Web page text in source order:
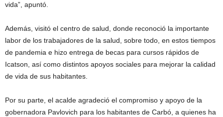
vida”, apuntó.
Además, visitó el centro de salud, donde reconoció la importante
labor de los trabajadores de la salud, sobre todo, en estos tiempos
de pandemia e hizo entrega de becas para cursos rápidos de
Icatson, así como distintos apoyos sociales para mejorar la calidad
de vida de sus habitantes.
Por su parte, el acalde agradeció el compromiso y apoyo de la
gobernadora Pavlovich para los habitantes de Carbó, a quienes ha